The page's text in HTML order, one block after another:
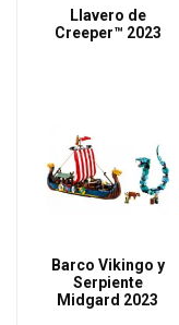
Llavero de
Creeper™ 2023
Barco Vikingo y
Serpiente
Midgard 2023